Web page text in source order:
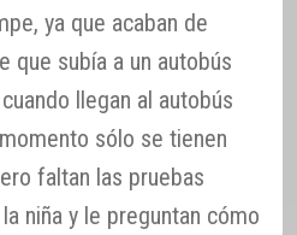
ya que acaban de
que subía a un autobús
llegan al autobús
sólo se tienen
faltan las pruebas
niña y le preguntan cómo